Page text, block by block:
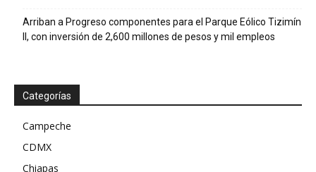
Arriban a Progreso componentes para el Parque Eólico Tizimín
II, con inversión de 2,600 millones de pesos y mil empleos
Categorías
Campeche
CDMX
Chiapas